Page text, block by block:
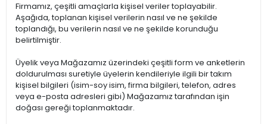
Firmamız, çeşitli amaçlarla kişisel veriler toplayabilir.
Aşağıda, toplanan kişisel verilerin nasıl ve ne şekilde
toplandığı, bu verilerin nasıl ve ne şekilde korunduğu
belirtilmiştir.
Üyelik veya Mağazamız üzerindeki çeşitli form ve anketlerin
doldurulması suretiyle üyelerin kendileriyle ilgili bir takım
kişisel bilgileri (isim-soy isim, firma bilgileri, telefon, adres
veya e-posta adresleri gibi) Mağazamız tarafından işin
doğası gereği toplanmaktadır.